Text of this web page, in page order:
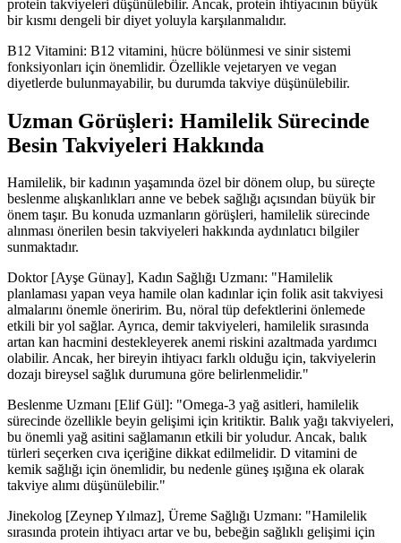
protein takviyeleri düşünülebilir. Ancak, protein ihtiyacının büyük
bir kısmı dengeli bir diyet yoluyla karşılanmalıdır.
B12 Vitamini: B12 vitamini, hücre bölünmesi ve sinir sistemi
fonksiyonları için önemlidir. Özellikle vejetaryen ve vegan
diyetlerde bulunmayabilir, bu durumda takviye düşünülebilir.
Uzman Görüşleri: Hamilelik Sürecinde
Besin Takviyeleri Hakkında
Hamilelik, bir kadının yaşamında özel bir dönem olup, bu süreçte
beslenme alışkanlıkları anne ve bebek sağlığı açısından büyük bir
önem taşır. Bu konuda uzmanların görüşleri, hamilelik sürecinde
alınması önerilen besin takviyeleri hakkında aydınlatıcı bilgiler
sunmaktadır.
Doktor [Ayşe Günay], Kadın Sağlığı Uzmanı: "Hamilelik
planlaması yapan veya hamile olan kadınlar için folik asit takviyesi
almalarını önemle öneririm. Bu, nöral tüp defektlerini önlemede
etkili bir yol sağlar. Ayrıca, demir takviyeleri, hamilelik sırasında
artan kan hacmini destekleyerek anemi riskini azaltmada yardımcı
olabilir. Ancak, her bireyin ihtiyacı farklı olduğu için, takviyelerin
dozajı bireysel sağlık durumuna göre belirlenmelidir."
Beslenme Uzmanı [Elif Gül]: "Omega-3 yağ asitleri, hamilelik
sürecinde özellikle beyin gelişimi için kritiktir. Balık yağı takviyeleri,
bu önemli yağ asitini sağlamanın etkili bir yoludur. Ancak, balık
türleri seçerken cıva içeriğine dikkat edilmelidir. D vitamini de
kemik sağlığı için önemlidir, bu nedenle güneş ışığına ek olarak
takviye alımı düşünülebilir."
Jinekolog [Zeynep Yılmaz], Üreme Sağlığı Uzmanı: "Hamilelik
sırasında protein ihtiyacı artar ve bu, bebeğin sağlıklı gelişimi için